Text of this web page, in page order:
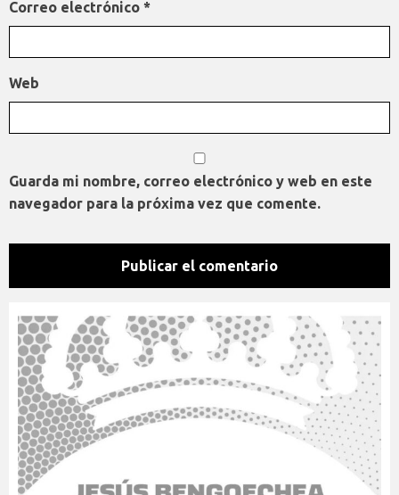
Correo electrónico *
Web
Guarda mi nombre, correo electrónico y web en este
navegador para la próxima vez que comente.